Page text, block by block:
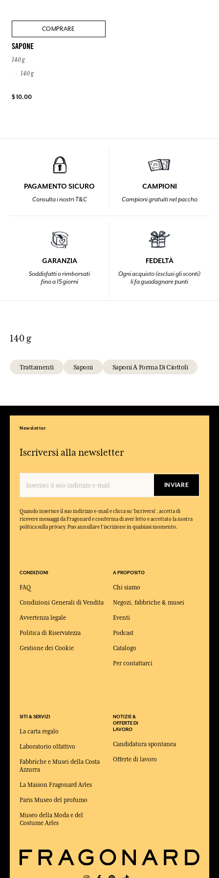
COMPRARE
SAPONE
140 g
140 g
$ 10.00
PAGAMENTO SICURO
Consulta i nostri T&C
CAMPIONI
Campioni gratuiti nel paccho
GARANZIA
Soddisfatti o rimborsati
fino a 15 giorni
FEDELTÀ
Ogni acquisto (esclusi gli sconti)
li fa guadagnare punti
140 g
Trattamenti Saponi Saponi A Forma Di Ciottoli
Newsletter
Iscriversi alla newsletter
INVIARE
Quando inserisce il suo indirizzo e-mail e clicca su 'Iscriversi', accetta di
ricevere messaggi da Fragonard e conferma di aver letto e accettato la nostra
politica sulla privacy. Puo annullare l'iscrizione in qualsiasi momento.
CONDIZIONI
FAQ
Condizioni Generali di Vendita
Avvertenza legale
Politica di Riservatezza
Gestione dei Cookie
SITI & SERVIZI
La carta regalo
Laboratorio olfattivo
Fabbriche e Musei della Costa
Azzurra
La Maison Fragonard Arles
Paris Museo del profumo
Museo della Moda e del
Costume Arles
A PROPOSITO
Chi siamo
Negozi, fabbriche & musei
Eventi
Podcast
Catalogo
Per contattarci
NOTIZIE &
OFFERTE DI
LAVORO
Candidatura spontanea
Offerte di lavoro